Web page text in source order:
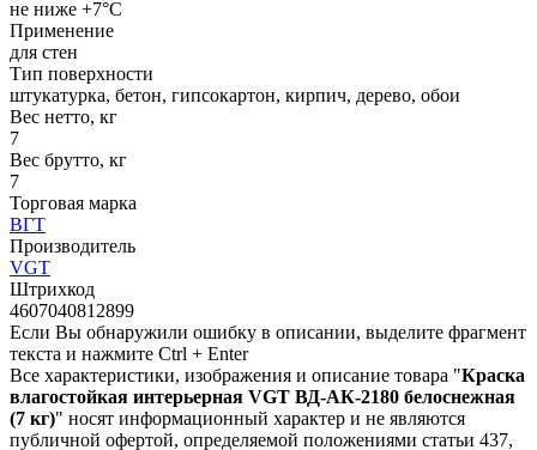
не ниже +7°С
Применение
для стен
Тип поверхности
штукатурка, бетон, гипсокартон, кирпич, дерево, обои
Вес нетто, кг
7
Вес брутто, кг
7
Торговая марка
ВГТ
Производитель
VGT
Штрихкод
4607040812899
Если Вы обнаружили ошибку в описании, выделите фрагмент
текста и нажмите Ctrl + Enter
Все характеристики, изображения и описание товара "Краска
влагостойкая интерьерная VGT ВД-АК-2180 белоснежная
(7 кг)" носят информационный характер и не являются
публичной офертой, определяемой положениями статьи 437,